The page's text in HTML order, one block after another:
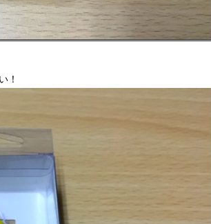
！